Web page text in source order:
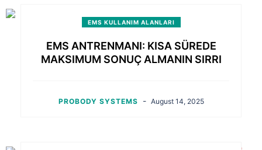
EMS KULLANIM ALANLARI
EMS ANTRENMANI: KISA SÜREDE
MAKSIMUM SONUÇ ALMANIN SIRRI
PROBODY SYSTEMS - August 14, 2025